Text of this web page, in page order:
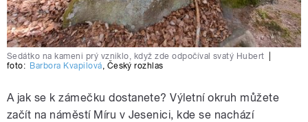
Sedátko na kameni prý vzniklo, když zde odpočíval svatý Hubert
foto: Barbora Kvapilová Český rozhlas
A jak se k zámečku dostanete? Výletní okruh můžete
začít na náměstí Míru v Jesenici, kde se nachází